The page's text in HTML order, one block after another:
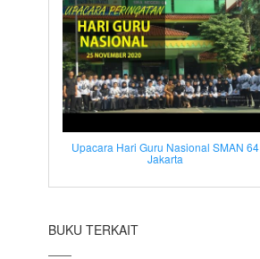
Upacara Hari Guru Nasional SMAN 64
Jakarta
BUKU TERKAIT